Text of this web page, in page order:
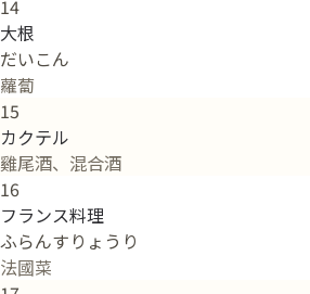
14
大根
だいこん
蘿蔔
15
カクテル
雞尾酒、混合酒
16
フランス料理
ふらんすりょうり
法國菜